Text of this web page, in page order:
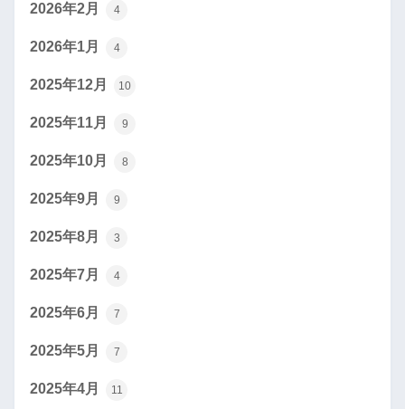
2026年2月 4
2026年1月 4
2025年12月 10
2025年11月 9
2025年10月 8
2025年9月 9
2025年8月 3
2025年7月 4
2025年6月 7
2025年5月 7
2025年4月 11